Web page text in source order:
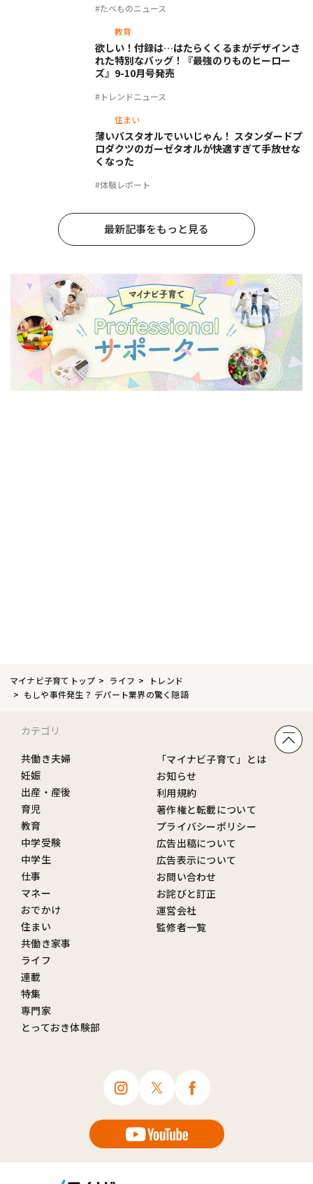
#たべものニュース
教育
#トレンドニュース
欲しい！付録は…はたらくくるまがデザインさ
れた特別なバッグ！『最強のりものヒーロー
ズ』9-10月号発売
住まい
#体験レポート
薄いバスタオルでいいじゃん！ スタンダードプ
ロダクツのガーゼタオルが快適すぎて手放せな
くなった
最新記事をもっと見る
マイナビ子育てトップ ライフ
トレンド
もしや事件発生？ デパート業界の驚く隠語
カテゴリ
共働き夫婦
妊娠
出産・産後
育児
教育
中学受験
中学生
仕事
マネー
おでかけ
住まい
共働き家事
ライフ
連載
特集
専門家
とっておき体験部
「マイナビ子育て」とは
お知らせ
利用規約
著作権と転載について
プライバシーポリシー
広告出稿について
広告表示について
お問い合わせ
お詫びと訂正
運営会社
監修者一覧